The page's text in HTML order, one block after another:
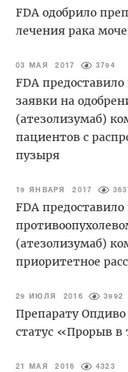
FDA одобрило
лечения рака
03 МАЯ 2017 3794
FDA
заявки на
(атезолизумаб)
пациентов с
пузыря
19 ЯНВАРЯ 2017
FDA
(атезолизумаб)
приоритетное
29 ИЮЛЯ 2016 3992
Препарату
статус «Прорыв в
21 МАЯ 2016 4323